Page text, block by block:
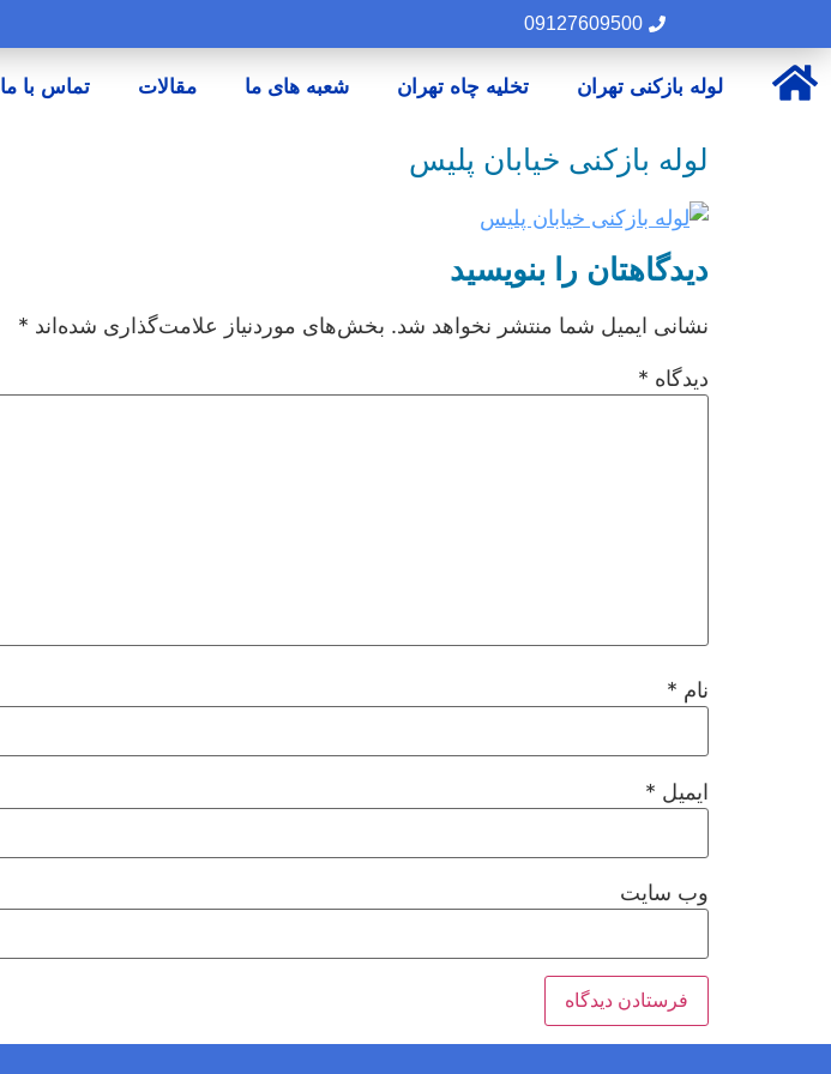
09127609500
لوله بازکنی تهران تخلیه چاه تهران شعبه های ما مقالات تماس با ما
لوله بازکنی خیابان پلیس
دیدگاهتان را بنویسید
نشانی ایمیل شما منتشر نخواهد شد. بخش‌های موردنیاز علامت‌گذاری شده‌اند *
دیدگاه *
نام *
ایمیل *
وب‌ سایت